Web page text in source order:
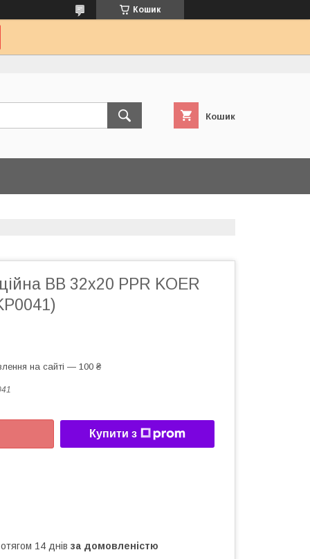
Кошик
Кошик
ВВ 32x20 PPR KOER
на сайті — 100 ₴
Купити з
14 днів за домовленістю